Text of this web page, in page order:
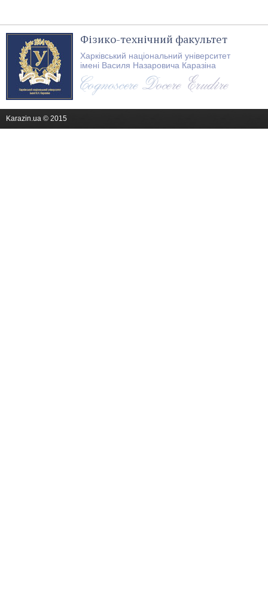
Фізико-технічний факультет
Харківський національний університет
імені Василя Назаровича Каразіна
Karazin.ua © 2015